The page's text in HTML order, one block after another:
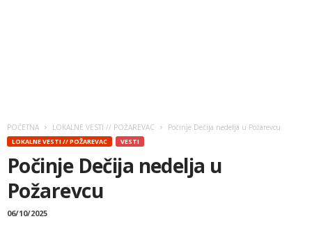
POČETNA LOKALNE VESTI // POŽAREVAC Počinje Dečija nedelja u Požarevcu
LOKALNE VESTI // POŽAREVAC VESTI
Počinje Dečija nedelja u
Požarevcu
06/10/2025